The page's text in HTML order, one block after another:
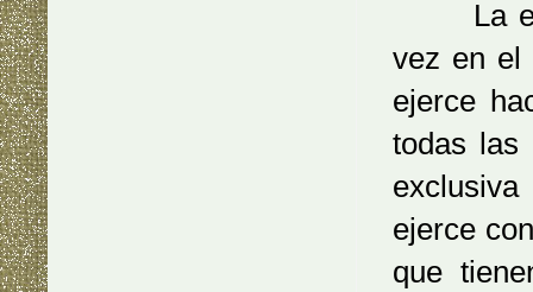
La
vez en el
ejerce
todas las
ejerce
que